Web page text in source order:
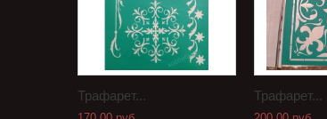
Трафарет... Трафарет...